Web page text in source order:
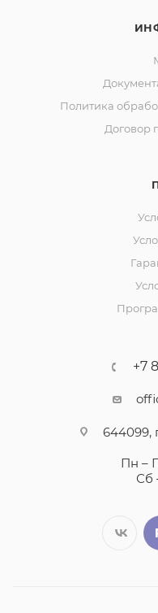
Политика
Договор
+7
644099,
Пн –
Сб